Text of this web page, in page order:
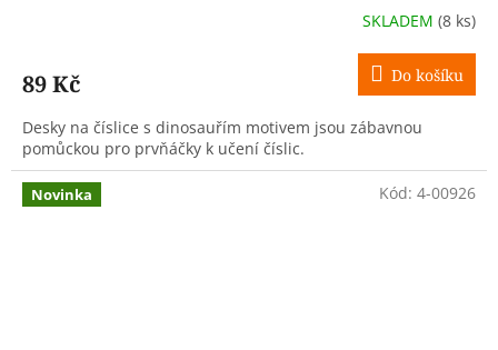
SKLADEM (8 ks)
89 Kč Do košíku
Desky na číslice s dinosauřím motivem jsou zábavnou
pomůckou pro prvňáčky k učení číslic.
Novinka Kód: 4-00926